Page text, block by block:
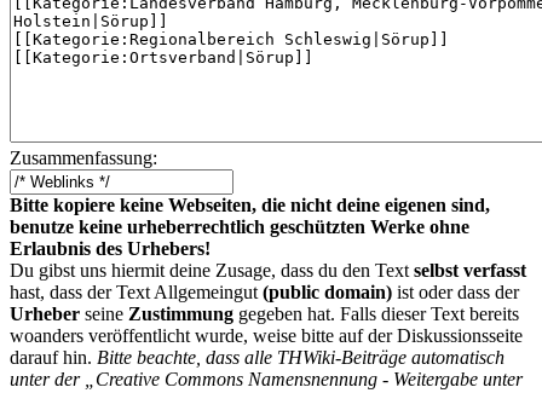
Zusammenfassung:
Bitte kopiere keine Webseiten, die nicht deine eigenen sind,
benutze keine urheberrechtlich geschützten Werke ohne
Erlaubnis des Urhebers!
Du gibst uns hiermit deine Zusage, dass du den Text selbst verfasst
hast, dass der Text Allgemeingut (public domain) ist oder dass der
Urheber seine Zustimmung gegeben hat. Falls dieser Text bereits
woanders veröffentlicht wurde, weise bitte auf der Diskussionsseite
darauf hin. Bitte beachte, dass alle THWiki-Beiträge automatisch
unter der „Creative Commons Namensnennung - Weitergabe unter